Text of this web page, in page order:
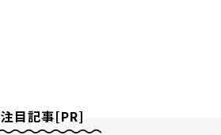
注目記事[PR]